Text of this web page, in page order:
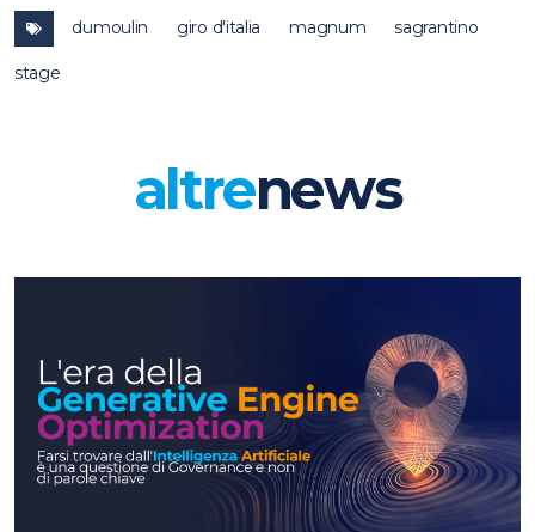
dumoulin giro d'italia magnum sagrantino
stage
altrenews